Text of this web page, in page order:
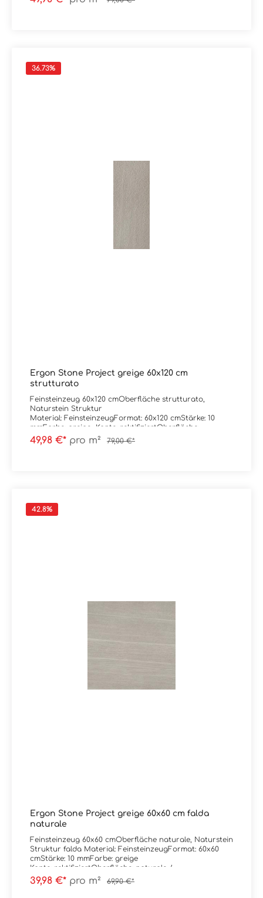
Verpackungsdaten:Paketinhalt: 1,44 m²Paletteninhalt:
36.73%
Ergon Stone Project greige 60x120 cm
strutturato
Feinsteinzeug 60x120 cmOberfläche strutturato,
Naturstein Struktur
Material: FeinsteinzeugFormat: 60x120 cmStärke: 10
mmFarbe: greige Kante: rektifiziertOberfläche:
strutturato / mattAbrieb/Trittsicherheit: R11C
Verpackungsdaten:Paketinhalt: 1,44 m²Paletteninhalt:
49,98 €* pro m² 79,00 €*
42.8%
Ergon Stone Project greige 60x60 cm falda
naturale
Feinsteinzeug 60x60 cmOberfläche naturale, Naturstein
Struktur falda Material: FeinsteinzeugFormat: 60x60
cmStärke: 10 mmFarbe: greige
Kante: rektifiziertOberfläche: naturale /
mattAbrieb/Trittsicherheit: V/R10
Verpackungsdaten:Paketinhalt: 1,08 m²Paletteninhalt:
39,98 €* pro m² 69,90 €*